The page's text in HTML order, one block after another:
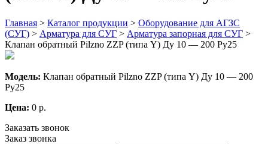
Главная > Каталог продукции > Оборудование для АГЗС
(СУГ) > Арматура для СУГ > Арматура запорная для СУГ >
Клапан обратный Pilzno ZZP (типа Y) Ду 10 — 200 Ру25
Модель: Клапан обратный Pilzno ZZP (типа Y) Ду 10 — 200
Ру25
Цена: 0 р.
Заказать звонок
Заказ звонка